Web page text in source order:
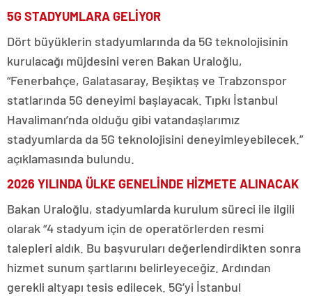
5G STADYUMLARA GELİYOR
Dört büyüklerin stadyumlarında da 5G teknolojisinin
kurulacağı müjdesini veren Bakan Uraloğlu,
“Fenerbahçe, Galatasaray, Beşiktaş ve Trabzonspor
statlarında 5G deneyimi başlayacak. Tıpkı İstanbul
Havalimanı’nda olduğu gibi vatandaşlarımız
stadyumlarda da 5G teknolojisini deneyimleyebilecek.”
açıklamasında bulundu.
2026 YILINDA ÜLKE GENELİNDE HİZMETE ALINACAK
Bakan Uraloğlu, stadyumlarda kurulum süreci ile ilgili
olarak “4 stadyum için de operatörlerden resmi
talepleri aldık. Bu başvuruları değerlendirdikten sonra
hizmet sunum şartlarını belirleyeceğiz. Ardından
gerekli altyapı tesis edilecek. 5G’yi İstanbul